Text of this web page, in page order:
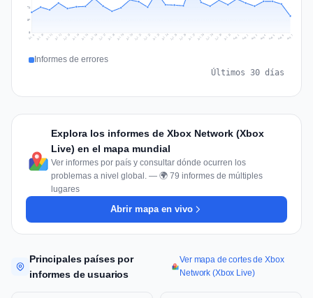
37
74
Jul 9 Jul 10 Jul 11 Jul 12 Jul 13 Jul 14 Jul 15 Jul 16 Jul 17 Jul 18 Jul 19 Jul 20 Jul 21 Jul 22 Jul 23 Jul 24 Jul 25 Jul 26 Jul 27 Jul 28 Jul 29 Jul 30 Jul 31 Aug 1 Aug 2 Aug 3 Aug 4 Aug 5 Aug 6 Aug 7
Informes de errores
Últimos 30 días
Explora los informes de Xbox Network (Xbox
Live) en el mapa mundial
Ver informes por país y consultar dónde ocurren los
problemas a nivel global. — 🌍 79 informes de múltiples
lugares
Abrir mapa en vivo
Principales países por
informes de usuarios
Ver mapa de cortes de Xbox
Network (Xbox Live)